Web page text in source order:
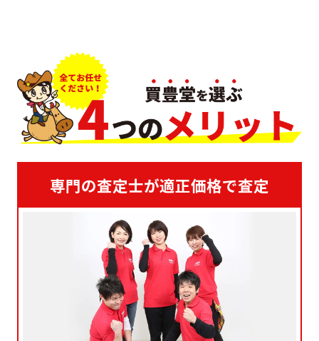
専門の査定士が適正価格で査定